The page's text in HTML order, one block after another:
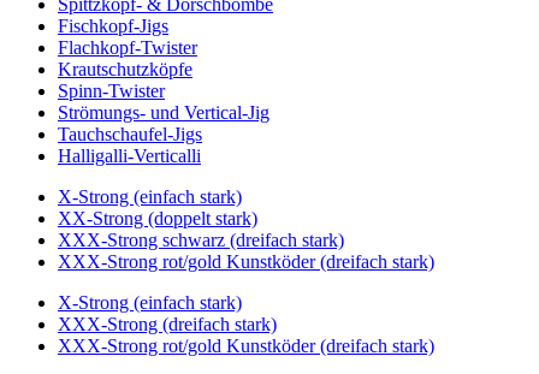
Fischkopf-Jigs
Flachkopf-Twister
Krautschutzköpfe
Spinn-Twister
Strömungs- und Vertical-Jig
Tauchschaufel-Jigs
Halligalli-Verticalli
X-Strong (einfach stark)
XX-Strong (doppelt stark)
XXX-Strong schwarz (dreifach stark)
XXX-Strong rot/gold Kunstköder (dreifach stark)
X-Strong (einfach stark)
XXX-Strong (dreifach stark)
XXX-Strong rot/gold Kunstköder (dreifach stark)